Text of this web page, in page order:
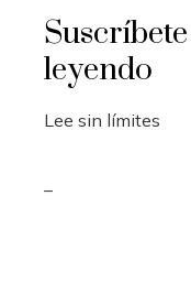
leyendo
Lee sin límites